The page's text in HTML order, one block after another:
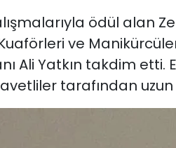
ödül alan
ve
Ali Yatkın takdim etti.
tarafından uzun